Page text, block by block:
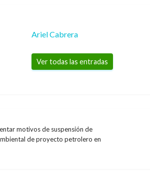
Ariel Cabrera
Ver todas las entradas
motivos de suspensión de
de proyecto petrolero en